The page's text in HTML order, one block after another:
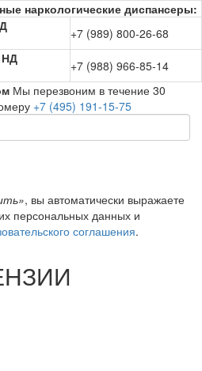
наркологические диспансеры:
+7 (989) 800-26-68
НД
+7 (988) 966-85-14
Мы перезвоним в течение 30
+7 (495) 191-15-75
, вы автоматически выражаете
персональных данных и
соглашения.